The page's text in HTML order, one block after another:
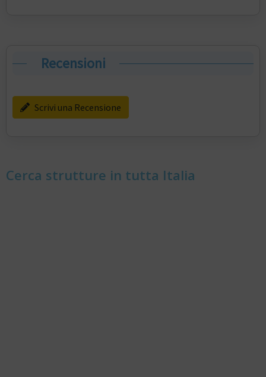
Recensioni
Scrivi una Recensione
Cerca strutture in tutta Italia